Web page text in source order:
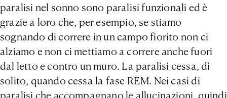
paralisi nel sonno sono paralisi funzionali ed è
grazie a loro che, per esempio, se stiamo
sognando di correre in un campo fiorito non ci
alziamo e non ci mettiamo a correre anche fuori
dal letto e contro un muro. La paralisi cessa, di
solito, quando cessa la fase REM. Nei casi di
paralisi che accompagnano le allucinazioni, quindi